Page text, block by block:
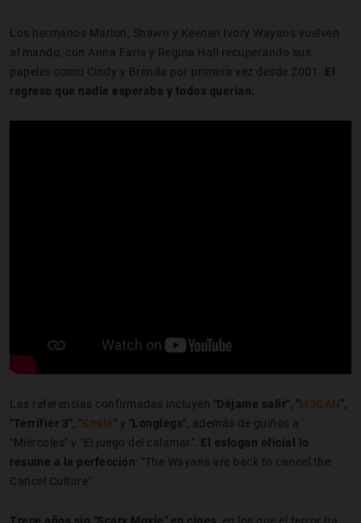
Los hermanos Marlon, Shawn y Keenen Ivory Wayans vuelven
al mando, con Anna Faris y Regina Hall recuperando sus
papeles como Cindy y Brenda por primera vez desde 2001. El
regreso que nadie esperaba y todos querían.
Las referencias confirmadas incluyen "Déjame salir", "M3GAN",
"Terrifier 3", "Smile" y "Longlegs", además de guiños a
"Miércoles" y "El juego del calamar". El eslogan oficial lo
resume a la perfección: "The Wayans are back to cancel the
Cancel Culture".
Trece años sin "Scary Movie" en cines , en los que el terror ha